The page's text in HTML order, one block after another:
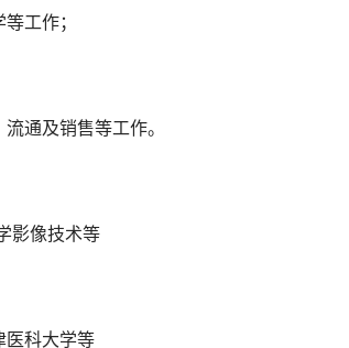
工作；
通及销售等工作。
影像技术等
医科大学等